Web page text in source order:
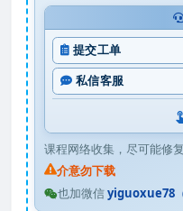
提交工单
私信客服
课程网络收集，尽可能修复
介意勿下载
也加微信yiguoxue78（